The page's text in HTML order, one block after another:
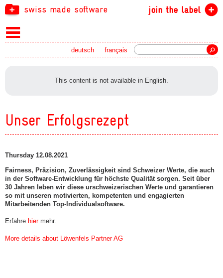
swiss made software join the label
français
deutsch
This content is not available in English.
Unser Erfolgsrezept
Thursday 12.08.2021
Fairness, Präzision, Zuverlässigkeit sind Schweizer Werte, die auch
in der Software-Entwicklung für höchste Qualität sorgen. Seit über
30 Jahren leben wir diese urschweizerischen Werte und garantieren
so mit unseren motivierten, kompetenten und engagierten
Mitarbeitenden Top-Individualsoftware.
Erfahre hier mehr.
More details about Löwenfels Partner AG